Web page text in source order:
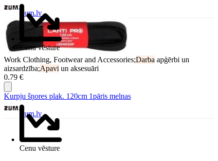
Cenu vēsture
Zum.lv
Work Clothing, Footwear and Accessories;Darba apģērbi un
aizsardzība;Apavi un aksesuāri
0.79 €
Cenu vēsture
Kurpju šņores plak. 120cm 1pāris melnas
Zum.lv